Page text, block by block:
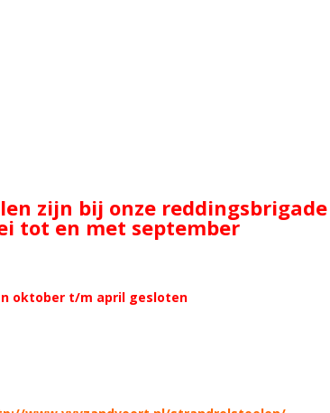
zijn bij onze
tot en met september
oktober t/m april gesloten